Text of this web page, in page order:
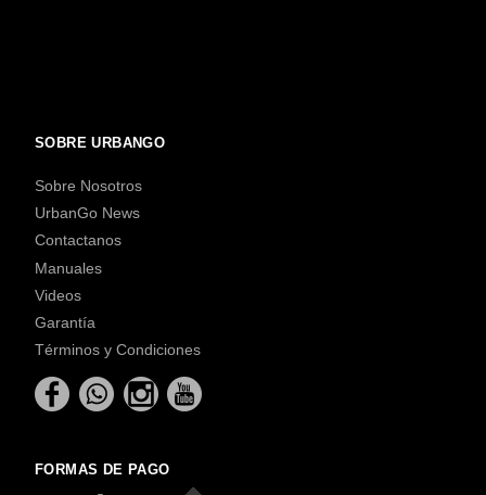
SOBRE URBANGO
Sobre Nosotros
UrbanGo News
Contactanos
Manuales
Videos
Garantía
Términos y Condiciones
FORMAS DE PAGO